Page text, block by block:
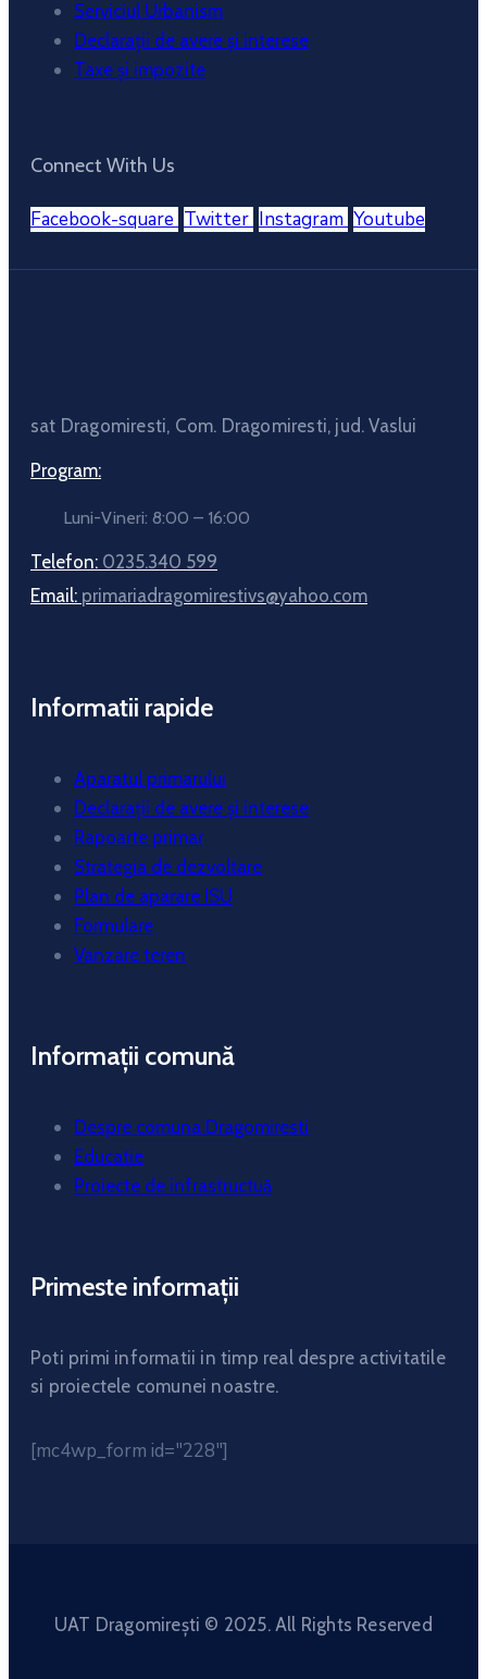
Serviciul Urbanism
Declarații de avere și interese
Taxe și impozite
Connect With Us
Facebook-square Twitter Instagram Youtube
sat Dragomiresti, Com. Dragomiresti, jud. Vaslui
Program:
Luni-Vineri: 8:00 – 16:00
Telefon: 0235.340 599
Email: primariadragomirestivs@yahoo.com
Informatii rapide
Aparatul primarului
Declarații de avere și interese
Rapoarte primar
Strategia de dezvoltare
Plan de aparare ISU
Formulare
Vanzare teren
Informații comună
Despre comuna Dragomiresti
Educatie
Proiecte de infrastructuă
Primeste informații
Poti primi informatii in timp real despre activitatile
si proiectele comunei noastre.
[mc4wp_form id="228"]
UAT Dragomirești © 2025. All Rights Reserved